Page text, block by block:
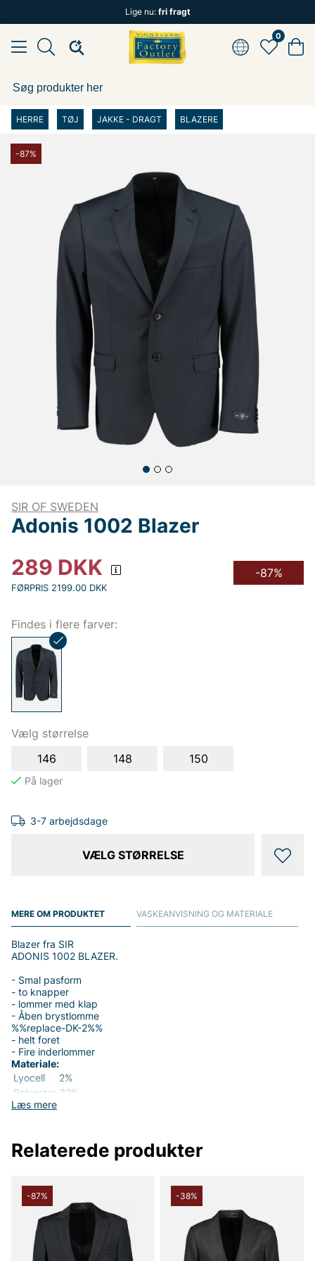
Lige nu: fri fragt
0
HERRE TØJ JAKKE - DRAGT BLAZERE
-87%
SIR OF SWEDEN
Adonis 1002 Blazer
289 DKK
FØRPRIS 2199.00 DKK
-87%
Findes i flere farver:
Vælg størrelse
146
148 150
3-7 arbejdsdage
VÆLG STØRRELSE
MERE OM PRODUKTET
Læs mere
Blazer fra SIR
ADONIS 1002 BLAZER.
- Smal pasform
- to knapper
- lommer med klap
- Åben brystlomme
%%replace-DK-2%%
- helt foret
- Fire inderlommer
Materiale:
Lyocell
2%
Polyester 32%
Uld
Tøjet i størrelse 48 er 74 cm langt
Tak fordi du handler i vores webshop. Besøg også vores butik i
langtreplace-DK-21%%%
VASKEANVISNING OG MATERIALE
Relaterede produkter
-87% -38%